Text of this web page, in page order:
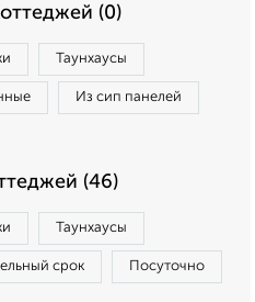
(0)
Таунхаусы
Из сип панелей
(46)
Таунхаусы
срок Посуточно